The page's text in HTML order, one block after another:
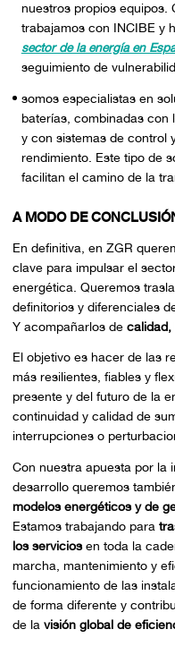
nuestros propios equipos.
trabajamos con INCIBE y
sector de la energía en
seguimiento de
somos especialistas en
baterías, combinadas con
y con sistemas de control
rendimiento. Este tipo de
facilitan el camino de la
A MODO DE
En definitiva, en ZGR
clave para impulsar el
energética. Queremos
definitorios y diferenciales
Y acompañarlos de calidad,
El objetivo es hacer de las
más resilientes, fiables y
presente y del futuro de la
continuidad y calidad de
interrupciones o
Con nuestra apuesta por la
desarrollo queremos
modelos energéticos y de
Estamos trabajando para
los serviciosen toda la
marcha, mantenimiento y
funcionamiento de las
de forma diferente y
de la visión global de